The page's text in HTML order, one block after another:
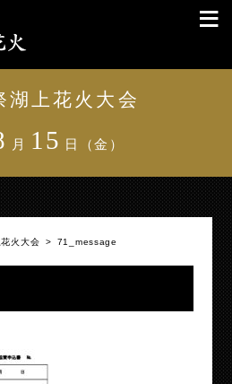
≡
湖上花火大会
月 15 日（金）
火大会 > 71_message